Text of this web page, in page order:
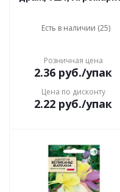
Есть в наличии (25)
Розничная цена
2.36 руб./упак
Цена по дисконту
2.22 руб./упак